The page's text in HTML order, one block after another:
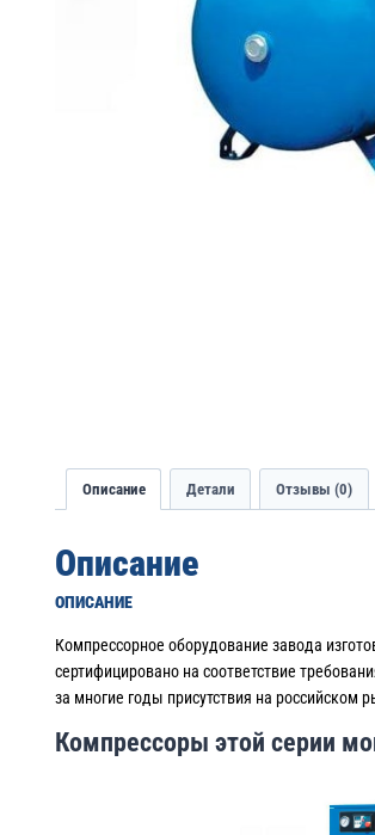
Описание Детали Отзывы (0)
Описание
ОПИСАНИЕ
Компрессорное оборудование завода
сертифицировано на соответствие
за многие годы присутствия на
Компрессоры этой серии